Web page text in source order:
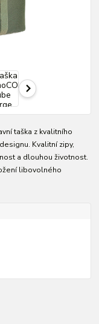
taška z kvalitního
Kvalitní zipy,
a dlouhou životnost.
libovolného